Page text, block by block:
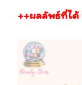
++ผลลัพธ์ที่ไ